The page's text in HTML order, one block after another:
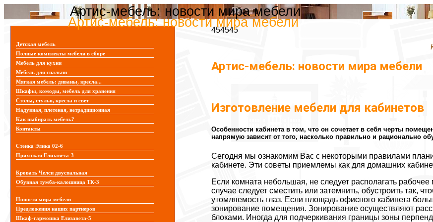
Артис-мебель: новости мира мебели
Артис-мебель: новости мира мебели
454545
Артис-мебель: новости мира мебели
Изготовление мебели для кабинетов
Особенности кабинета в том, что он сочетает в себя черты
напрямую зависит от того, насколько правильно и рационально
Сегодня мы ознакомим Вас с некоторыми правилами
кабинете. Эти советы приемлемы как для домашних
Если комната небольшая, не следует располагать
случае следует сместить или затемнить, обустроить так,
утомляемость глаз. Если площадь офисного кабинета
зонирование помещения. Зонирование осуществляют
блоками. Иногда для подчеркивания границы зоны
Детская мебель
Полные комплекты мебели в сборе
Мебель для кухни
Мебель для спальни
Мягкая мебель: диваны, кресла...
Шкафы, комоды, мебель для хранения
Столы, стулья, кресла и свет
Надувная, плетеная, нетрадиционная
Как выбирать мебель?
Контакты
Стенка Элика 02-6
Прихожая Елизавета-3
Кровать Челси двуспальная
Обувная тумба-калошница ТК-3
Новости мира мебели
Предложения наших партнеров
Шкаф-гармошка Елизавета-5